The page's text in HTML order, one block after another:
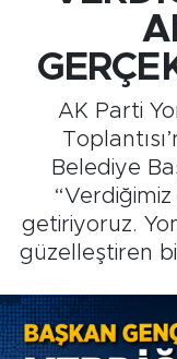
AK Parti
Belediye
getiriyoruz.
güzelleştiren
Siyaset
Teknoloji
Foto Galeri